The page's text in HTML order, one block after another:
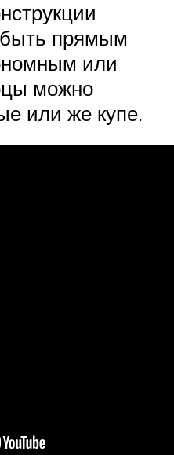
прямым
или
можно
или же купе.